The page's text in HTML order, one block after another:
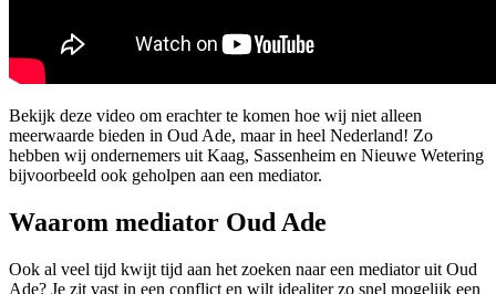
Bekijk deze video om erachter te komen hoe wij niet alleen
meerwaarde bieden in Oud Ade, maar in heel Nederland! Zo
hebben wij ondernemers uit Kaag, Sassenheim en Nieuwe Wetering
bijvoorbeeld ook geholpen aan een mediator.
Waarom mediator Oud Ade
Ook al veel tijd kwijt tijd aan het zoeken naar een mediator uit Oud
Ade? Je zit vast in een conflict en wilt idealiter zo snel mogelijk een